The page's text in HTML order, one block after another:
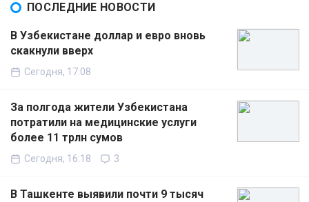
ПОСЛЕДНИЕ НОВОСТИ
В Узбекистане доллар и евро вновь
скакнули вверх
Сегодня, 17:08
За полгода жители Узбекистана
потратили на медицинские услуги
более 11 трлн сумов
Сегодня, 16:18 3
В Ташкенте выявили почти 9 тысяч